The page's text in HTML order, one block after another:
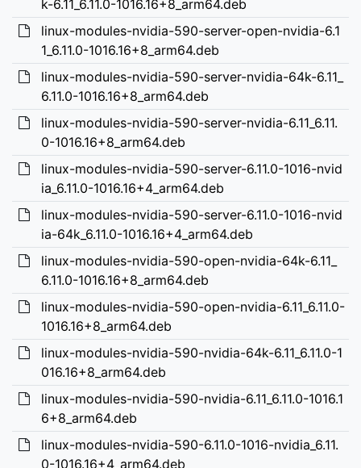
k-6.11_6.11.0-1016.16+8_arm64.deb
linux-modules-nvidia-590-server-open-nvidia-6.1
1_6.11.0-1016.16+8_arm64.deb
linux-modules-nvidia-590-server-nvidia-64k-6.11_
6.11.0-1016.16+8_arm64.deb
linux-modules-nvidia-590-server-nvidia-6.11_6.11.
0-1016.16+8_arm64.deb
linux-modules-nvidia-590-server-6.11.0-1016-nvid
ia_6.11.0-1016.16+4_arm64.deb
linux-modules-nvidia-590-server-6.11.0-1016-nvid
ia-64k_6.11.0-1016.16+4_arm64.deb
linux-modules-nvidia-590-open-nvidia-64k-6.11_
6.11.0-1016.16+8_arm64.deb
linux-modules-nvidia-590-open-nvidia-6.11_6.11.0-
1016.16+8_arm64.deb
linux-modules-nvidia-590-nvidia-64k-6.11_6.11.0-1
016.16+8_arm64.deb
linux-modules-nvidia-590-nvidia-6.11_6.11.0-1016.1
6+8_arm64.deb
linux-modules-nvidia-590-6.11.0-1016-nvidia_6.11.
0-1016.16+4_arm64.deb